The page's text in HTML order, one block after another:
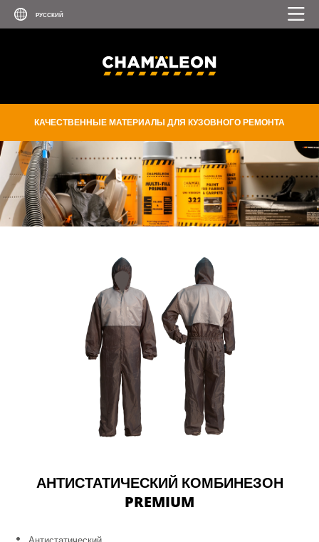
КАЧЕСТВЕННЫЕ МАТЕРИАЛЫ ДЛЯ КУЗОВНОГО РЕМОНТА
АНТИСТАТИЧЕСКИЙ КОМБИНЕЗОН
PREMIUM